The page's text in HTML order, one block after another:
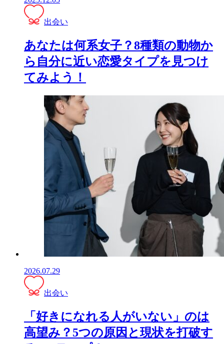
出会い
あなたは何系女子？8種類の動物か
ら自分に近い恋愛タイプを見つけ
てみよう！
2026.07.29
出会い
「好きになれる人がいない」のは
高望み？5つの原因と現状を打破す